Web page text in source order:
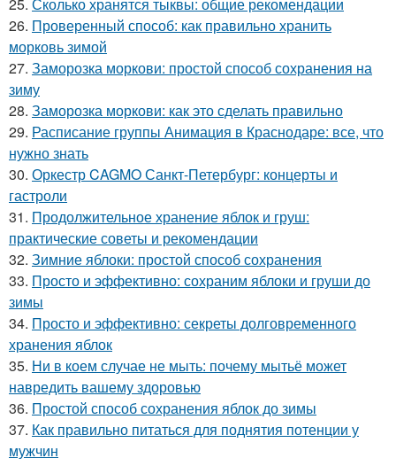
25. Сколько хранятся тыквы: общие рекомендации
26. Проверенный способ: как правильно хранить
морковь зимой
27. Заморозка моркови: простой способ сохранения на
зиму
28. Заморозка моркови: как это сделать правильно
29. Расписание группы Анимация в Краснодаре: все, что
нужно знать
30. Оркестр CAGMO Санкт-Петербург: концерты и
гастроли
31. Продолжительное хранение яблок и груш:
практические советы и рекомендации
32. Зимние яблоки: простой способ сохранения
33. Просто и эффективно: сохраним яблоки и груши до
зимы
34. Просто и эффективно: секреты долговременного
хранения яблок
35. Ни в коем случае не мыть: почему мытьё может
навредить вашему здоровью
36. Простой способ сохранения яблок до зимы
37. Как правильно питаться для поднятия потенции у
мужчин